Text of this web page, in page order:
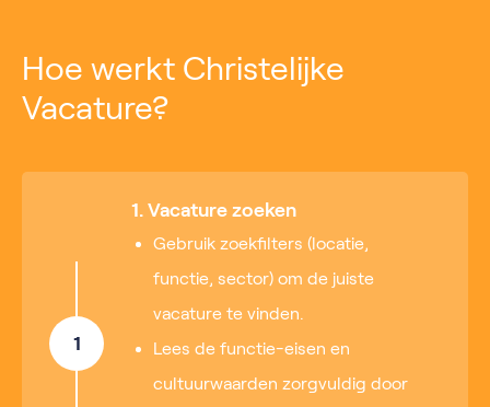
Hoe werkt Christelijke
Vacature?
1
1. Vacature zoeken
Gebruik zoekfilters (locatie,
functie, sector) om de juiste
vacature te vinden.
Lees de functie-eisen en
cultuurwaarden zorgvuldig door